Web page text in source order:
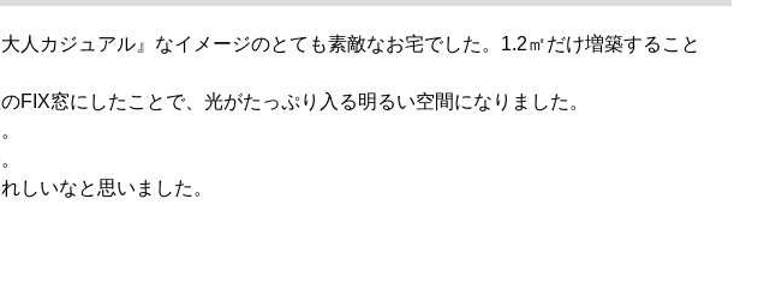
カジュアル』なイメージのとても素敵なお宅でした。1.2㎡だけ増築すること
窓にしたことで、光がたっぷり入る明るい空間になりました。
しいなと思いました。